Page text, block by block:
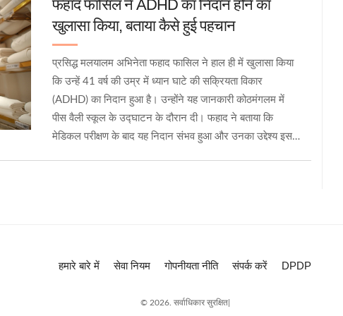
फहाद फासिल ने ADHD का निदान होने का
खुलासा किया, बताया कैसे हुई पहचान
प्रसिद्ध मलयालम अभिनेता फहाद फासिल ने हाल ही में खुलासा किया
कि उन्हें 41 वर्ष की उम्र में ध्यान घाटे की सक्रियता विकार
(ADHD) का निदान हुआ है। उन्होंने यह जानकारी कोठमंगलम में
पीस वैली स्कूल के उद्घाटन के दौरान दी। फहाद ने बताया कि
मेडिकल परीक्षण के बाद यह निदान संभव हुआ और उनका उद्देश्य इस
हमारे बारे में सेवा नियम गोपनीयता नीति संपर्क करें DPDP
© 2026. सर्वाधिकार सुरक्षित|